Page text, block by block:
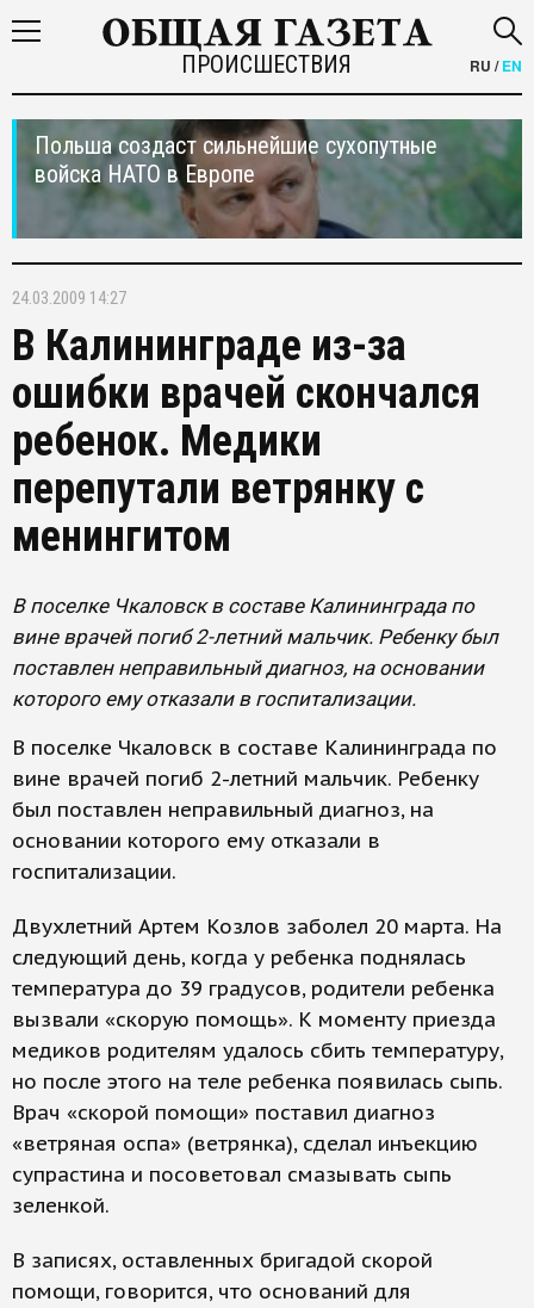
ПРОИСШЕСТВИЯ RU /EN
Польша создаст сильнейшие сухопутные
войска НАТО в Европе
24.03.2009 14:27
В Калининграде из-за
ошибки врачей скончался
ребенок. Медики
перепутали ветрянку с
менингитом
В поселке Чкаловск в составе Калининграда по
вине врачей погиб 2-летний мальчик. Ребенку был
поставлен неправильный диагноз, на основании
которого ему отказали в госпитализации.
В поселке Чкаловск в составе Калининграда по
вине врачей погиб 2-летний мальчик. Ребенку
был поставлен неправильный диагноз, на
основании которого ему отказали в
госпитализации.
Двухлетний Артем Козлов заболел 20 марта. На
следующий день, когда у ребенка поднялась
температура до 39 градусов, родители ребенка
вызвали «скорую помощь». К моменту приезда
медиков родителям удалось сбить температуру,
но после этого на теле ребенка появилась сыпь.
Врач «скорой помощи» поставил диагноз
«ветряная оспа» (ветрянка), сделал инъекцию
супрастина и посоветовал смазывать сыпь
зеленкой.
В записях, оставленных бригадой скорой
помощи, говорится, что оснований для